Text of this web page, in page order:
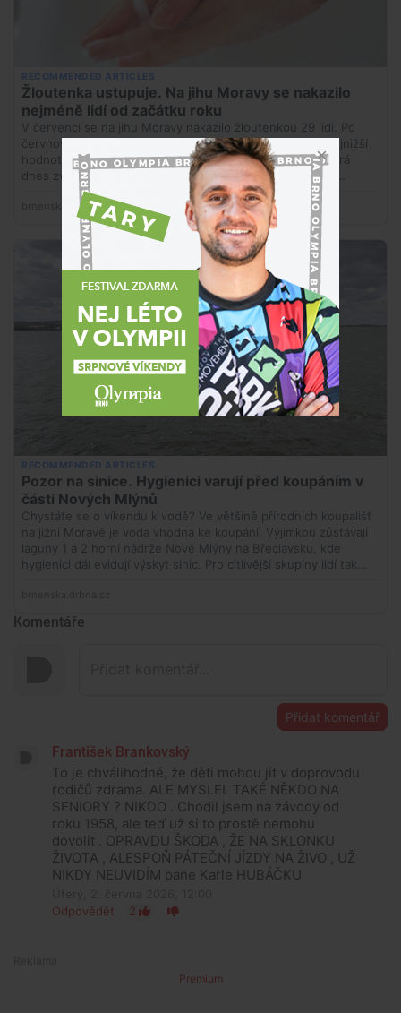
Komentáře
Přidat komentář
František Brankovský
To je chválihodné, že děti mohou jít v doprovodu
rodičů zdrama. ALE MYSLEL TAKÉ NĚKDO NA
SENIORY ? NIKDO . Chodil jsem na závody od
roku 1958, ale teď už si to prostě nemohu
dovolit . OPRAVDU ŠKODA , ŽE NA SKLONKU
ŽIVOTA , ALESPOŇ PÁTEČNÍ JÍZDY NA ŽIVO , UŽ
NIKDY NEUVIDÍM pane Karle HUBÁČKU
Odpovědět
2
Premium